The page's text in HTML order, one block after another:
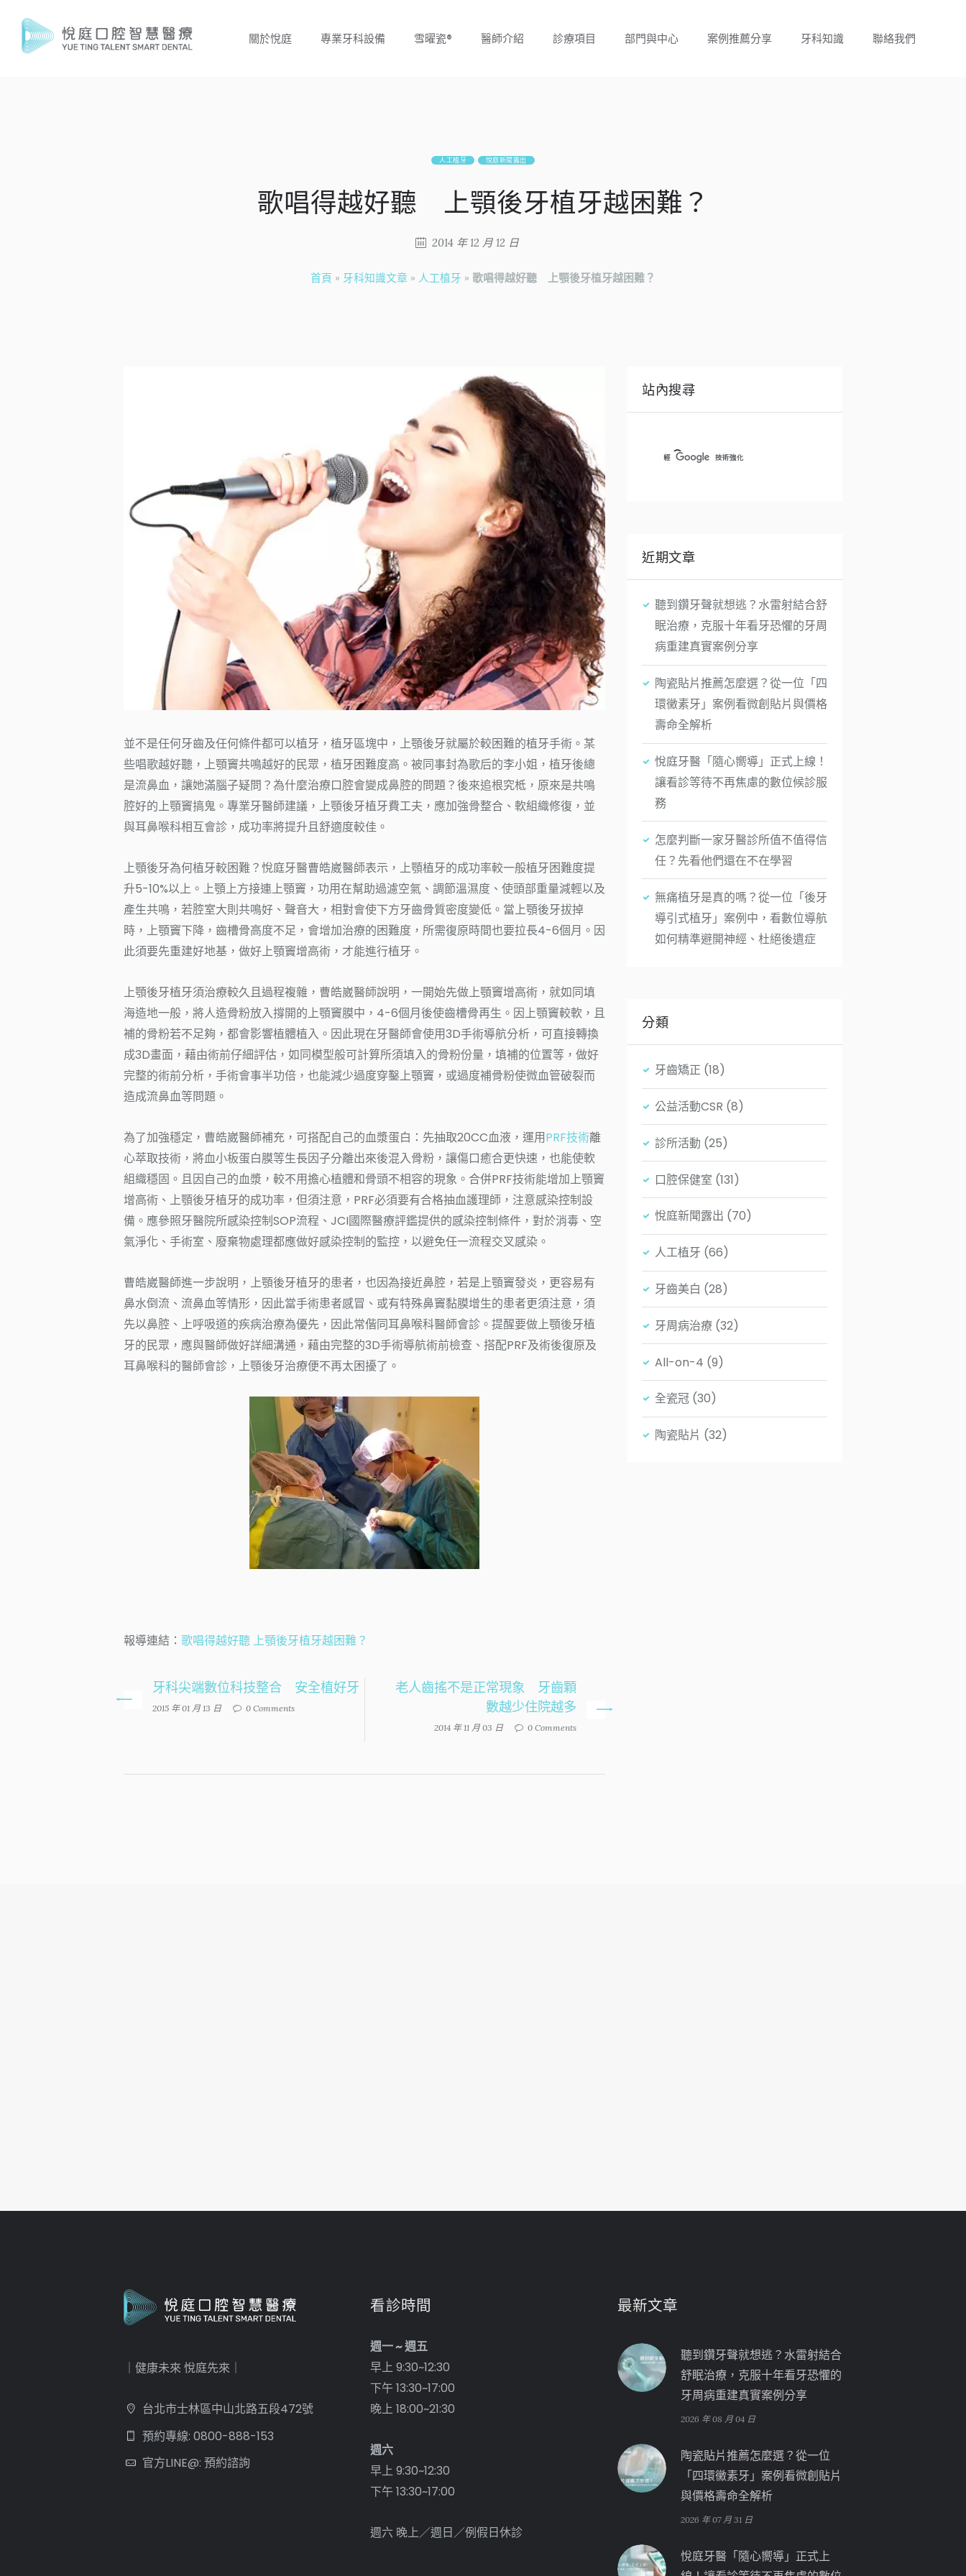
關於悅庭 專業牙科設備 雪曜瓷® 醫師介紹 診療項目 部門與中心 案例推薦分享 牙科知識 聯絡我們
人工植牙 悅庭新聞露出
歌唱得越好聽 上顎後牙植牙越困難？
2014 年 12 月 12 日
首頁 » 牙科知識文章 » 人工植牙 » 歌唱得越好聽 上顎後牙植牙越困難？
並不是任何牙齒及任何條件都可以植牙，植牙區塊中，上顎後牙就屬於較困難的植牙手術。某
些唱歌越好聽，上顎竇共鳴越好的民眾，植牙困難度高。被同事封為歌后的李小姐，植牙後總
是流鼻血，讓她滿腦子疑問？為什麼治療口腔會變成鼻腔的問題？後來追根究柢，原來是共鳴
腔好的上顎竇搞鬼。專業牙醫師建議，上顎後牙植牙費工夫，應加強骨整合、軟組織修復，並
與耳鼻喉科相互會診，成功率將提升且舒適度較佳。
上顎後牙為何植牙較困難？悅庭牙醫曹皓崴醫師表示，上顎植牙的成功率較一般植牙困難度提
升5-10%以上。上顎上方接連上顎竇，功用在幫助過濾空氣、調節溫濕度、使頭部重量減輕以及
產生共鳴，若腔室大則共鳴好、聲音大，相對會使下方牙齒骨質密度變低。當上顎後牙拔掉
時，上顎竇下降，齒槽骨高度不足，會增加治療的困難度，所需復原時間也要拉長4-6個月。因
此須要先重建好地基，做好上顎竇增高術，才能進行植牙。
上顎後牙植牙須治療較久且過程複雜，曹皓崴醫師說明，一開始先做上顎竇增高術，就如同填
海造地一般，將人造骨粉放入撐開的上顎竇膜中，4-6個月後使齒槽骨再生。因上顎竇較軟，且
補的骨粉若不足夠，都會影響植體植入。因此現在牙醫師會使用3D手術導航分析，可直接轉換
成3D畫面，藉由術前仔細評估，如同模型般可計算所須填入的骨粉份量，填補的位置等，做好
完整的術前分析，手術會事半功倍，也能減少過度穿鑿上顎竇，或過度補骨粉使微血管破裂而
造成流鼻血等問題。
為了加強穩定，曹皓崴醫師補充，可搭配自己的血漿蛋白：先抽取20CC血液，運用PRF技術離
心萃取技術，將血小板蛋白膜等生長因子分離出來後混入骨粉，讓傷口癒合更快速，也能使軟
組織穩固。且因自己的血漿，較不用擔心植體和骨頭不相容的現象。合併PRF技術能增加上顎竇
增高術、上顎後牙植牙的成功率，但須注意，PRF必須要有合格抽血護理師，注意感染控制設
備。應參照牙醫院所感染控制SOP流程、JCI國際醫療評鑑提供的感染控制條件，對於消毒、空
氣淨化、手術室、廢棄物處理都應做好感染控制的監控，以避免任一流程交叉感染。
曹皓崴醫師進一步說明，上顎後牙植牙的患者，也因為接近鼻腔，若是上顎竇發炎，更容易有
鼻水倒流、流鼻血等情形，因此當手術患者感冒、或有特殊鼻竇黏膜增生的患者更須注意，須
先以鼻腔、上呼吸道的疾病治療為優先，因此常偕同耳鼻喉科醫師會診。提醒要做上顎後牙植
牙的民眾，應與醫師做好詳細溝通，藉由完整的3D手術導航術前檢查、搭配PRF及術後復原及
耳鼻喉科的醫師會診，上顎後牙治療便不再太困擾了。
報導連結： 歌唱得越好聽 上顎後牙植牙越困難？
牙科尖端數位科技整合 安全植好牙
2015 年 01 月 13 日 0 Comments
老人齒搖不是正常現象 牙齒顆
數越少住院越多
2014 年 11 月 03 日 0 Comments
站內搜尋
近期文章
聽到鑽牙聲就想逃？水雷射結合舒
眠治療，克服十年看牙恐懼的牙周
病重建真實案例分享
陶瓷貼片推薦怎麼選？從一位「四
環黴素牙」案例看微創貼片與價格
壽命全解析
悅庭牙醫「隨心嚮導」正式上線！
讓看診等待不再焦慮的數位候診服
務
怎麼判斷一家牙醫診所值不值得信
任？先看他們還在不在學習
無痛植牙是真的嗎？從一位「後牙
導引式植牙」案例中，看數位導航
如何精準避開神經、杜絕後遺症
分類
牙齒矯正(18)
公益活動CSR (8)
診所活動 (25)
口腔保健室 (131)
悅庭新聞露出 (70)
人工植牙 (66)
牙齒美白 (28)
牙周病治療(32)
All-on-4 (9)
全瓷冠(30)
陶瓷貼片 (32)
｜健康未來 悅庭先來｜
台北市士林區中山北路五段472號
預約專線: 0800-888-153
官方LINE@: 預約諮詢
看診時間
週一 ~ 週五
早上 9:30~12:30
下午 13:30~17:00
晚上 18:00~21:30
週六
早上 9:30~12:30
下午 13:30~17:00
週六 晚上／週日／例假日休診
最新文章
聽到鑽牙聲就想逃？水雷射結合
舒眠治療，克服十年看牙恐懼的
牙周病重建真實案例分享
2026 年 08 月 04 日
陶瓷貼片推薦怎麼選？從一位
「四環黴素牙」案例看微創貼片
與價格壽命全解析
2026 年 07 月 31 日
悅庭牙醫「隨心嚮導」正式上